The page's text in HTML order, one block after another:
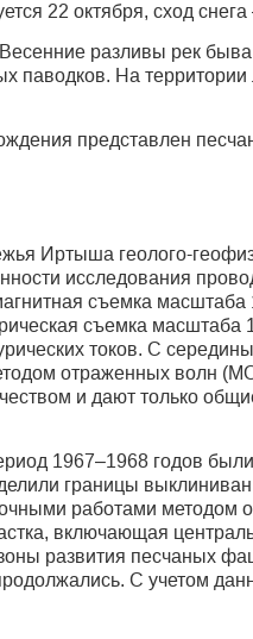
22 октября, сход
разливы рек
паводков. На
представлен
Иртыша геолого-
исследования
съемка масштаба
съемка
токов. С
отраженных волн
и дают только
1967–1968 годов
границы
работами
включающая
развития песчаных
С учетом